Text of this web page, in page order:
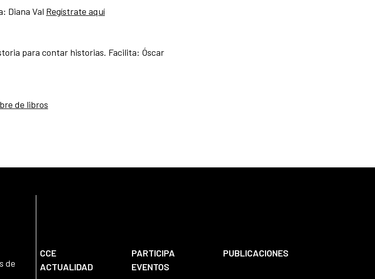
Diana Val Regístrate aquí
para contar historias. Facilita: Óscar
de libros
de
CCE PARTICIPA
PUBLICACIONES
ACTUALIDAD
EVENTOS